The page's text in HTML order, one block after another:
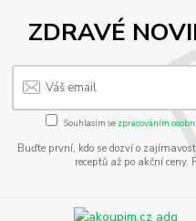
ZDRAVÉ
Souhlasím se zpracováním
Buďte první, kdo se dozví o
receptů až po akční